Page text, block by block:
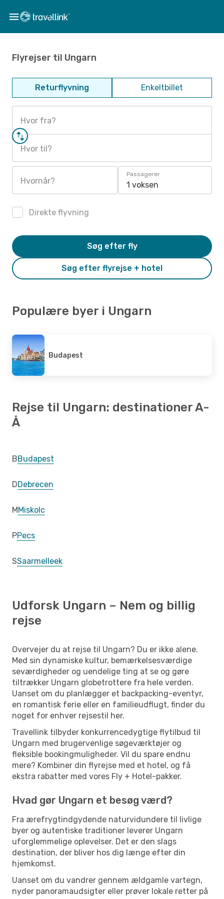
Flyrejser til Ungarn
Returflyvning Enkeltbillet
Hvor fra?
Hvor til?
Hvornår?
Passagerer
1 voksen
Direkte flyvning
Søg efter flyrejse + hotel
Søg efter fly
Populære byer i Ungarn
Budapest
Rejse til Ungarn: destinationer A-
Å
BBudapest
DDebrecen
MMiskolc
PPecs
SSaarmelleek
Udforsk Ungarn – Nem og billig
rejse
Overvejer du at rejse til Ungarn? Du er ikke alene.
Med sin dynamiske kultur, bemærkelsesværdige
seværdigheder og uendelige ting at se og gøre
tiltrækker Ungarn globetrottere fra hele verden.
Uanset om du planlægger et backpacking-eventyr,
en romantisk ferie eller en familieudflugt, finder du
noget for enhver rejsestil her.
Travellink tilbyder konkurrencedygtige flytilbud til
Ungarn med brugervenlige søgeværktøjer og
fleksible bookingmuligheder. Vil du spare endnu
mere? Kombiner din flyrejse med et hotel, og få
ekstra rabatter med vores Fly + Hotel-pakker.
Hvad gør Ungarn et besøg værd?
Fra ærefrygtindgydende naturvidundere til livlige
byer og autentiske traditioner leverer Ungarn
uforglemmelige oplevelser. Det er den slags
destination, der bliver hos dig længe efter din
hjemkomst.
Uanset om du vandrer gennem ældgamle vartegn,
nyder panoramaudsigter eller prøver lokale retter på